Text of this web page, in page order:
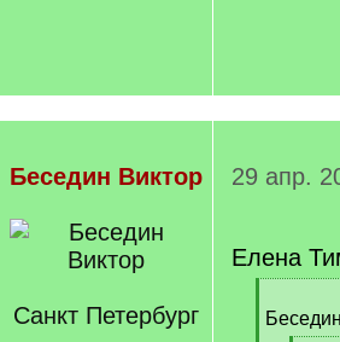
Беседин Виктор
Санкт Петербург
29 апр.
Елена
q